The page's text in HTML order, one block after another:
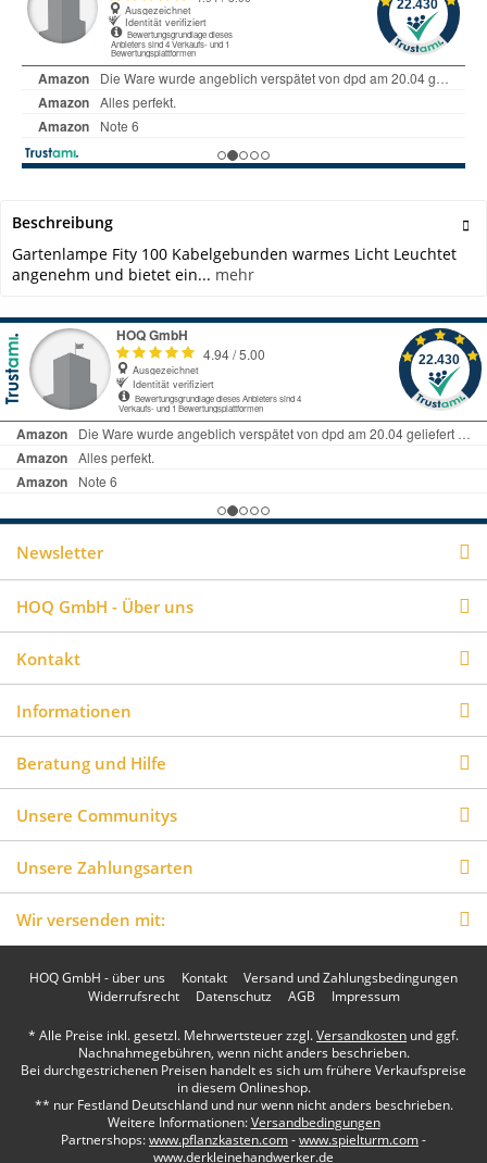
Beschreibung
Gartenlampe Fity 100 Kabelgebunden warmes Licht Leuchtet
angenehm und bietet ein... mehr
Newsletter
HOQ GmbH - Über uns
Kontakt
Informationen
Beratung und Hilfe
Unsere Communitys
Unsere Zahlungsarten
Wir versenden mit:
HOQ GmbH - über uns Kontakt
Versand und Zahlungsbedingungen
Widerrufsrecht
Datenschutz AGB Impressum
* Alle Preise inkl. gesetzl. Mehrwertsteuer zzgl.Versandkosten und ggf.
Nachnahmegebühren, wenn nicht anders beschrieben.
Bei durchgestrichenen Preisen handelt es sich um frühere Verkaufspreise
in diesem Onlineshop.
** nur Festland Deutschland und nur wenn nicht anders beschrieben.
Weitere Informationen:Versandbedingungen
Partnershops:www.pflanzkasten.com-www.spielturm.com-
www.derkleinehandwerker.de